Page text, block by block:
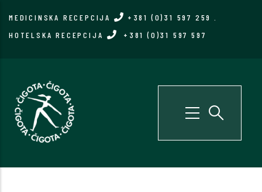
MEDICINSKA RECEPCIJA +381 (0)31 597 259
HOTELSKA RECEPCIJA
+381 (0)31 597 597